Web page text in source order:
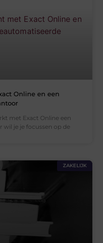
Online en een
met Exact Online een
wil je je focussen op de
ZAKELIJK